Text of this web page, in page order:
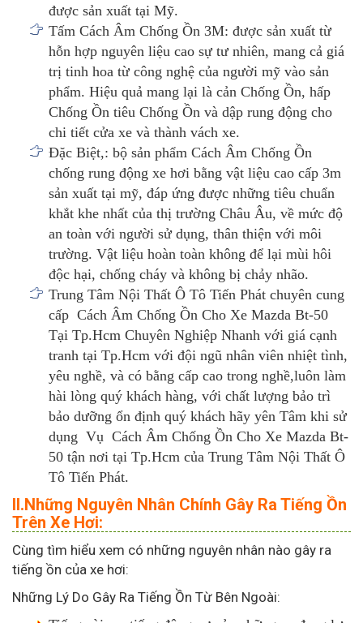
được sản xuất tại Mỹ.
Tấm Cách Âm Chống Ồn 3M: được sản xuất từ
hỗn hợp nguyên liệu cao sự tư nhiên, mang cả giá
trị tinh hoa từ công nghệ của người mỹ vào sản
phẩm. Hiệu quả mang lại là cản Chống Ồn, hấp
Chống Ồn tiêu Chống Ồn và dập rung động cho
chi tiết cửa xe và thành vách xe.
Đặc Biệt,: bộ sản phẩm Cách Âm Chống Ồn
chống rung động xe hơi bằng vật liệu cao cấp 3m
sản xuất tại mỹ, đáp ứng được những tiêu chuẩn
khắt khe nhất của thị trường Châu Âu, về mức độ
an toàn với người sử dụng, thân thiện với môi
trường. Vật liệu hoàn toàn không để lại mùi hôi
độc hại, chống cháy và không bị chảy nhão.
Trung Tâm Nội Thất Ô Tô Tiến Phát chuyên cung
cấp Cách Âm Chống Ồn Cho Xe Mazda Bt-50
Tại Tp.Hcm Chuyên Nghiệp Nhanh với giá cạnh
tranh tại Tp.Hcm với đội ngũ nhân viên nhiệt tình,
yêu nghề, và có bằng cấp cao trong nghề,luôn làm
hài lòng quý khách hàng, với chất lượng bảo trì
bảo dưỡng ổn định quý khách hãy yên Tâm khi sử
dụng Vụ Cách Âm Chống Ồn Cho Xe Mazda Bt-
50 tận nơi tại Tp.Hcm của Trung Tâm Nội Thất Ô
Tô Tiến Phát.
II.Những Nguyên Nhân Chính Gây Ra Tiếng Ồn
Trên Xe Hơi:
Cùng tìm hiểu xem có những nguyên nhân nào gây ra
tiếng ồn của xe hơi:
Những Lý Do Gây Ra Tiếng Ồn Từ Bên Ngoài: